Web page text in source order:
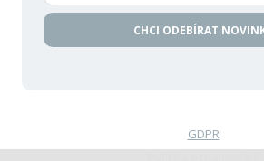
CHCI ODEBÍRAT
GDPR